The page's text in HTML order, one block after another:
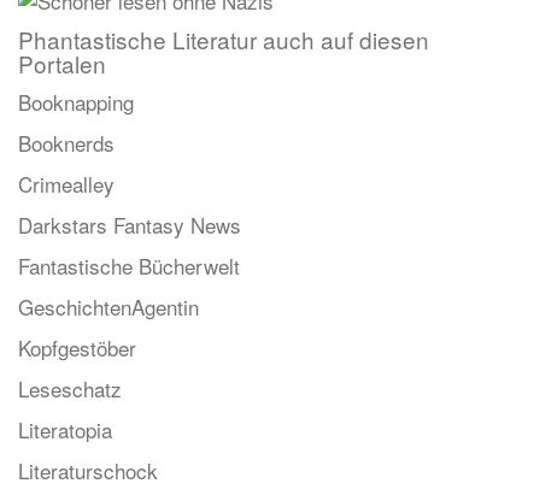
Phantastische Literatur auch auf diesen
Portalen
Booknapping
Booknerds
Crimealley
Darkstars Fantasy News
Fantastische Bücherwelt
GeschichtenAgentin
Kopfgestöber
Leseschatz
Literatopia
Literaturschock